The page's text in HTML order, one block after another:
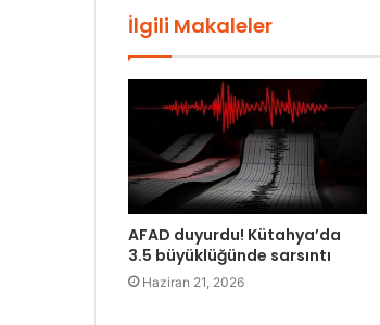
İlgili Makaleler
AFAD duyurdu! Kütahya’da
3.5 büyüklüğünde sarsıntı
Haziran 21, 2026